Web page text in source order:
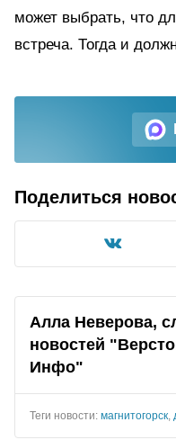
может выбрать, что
встреча. Тогда и
Поделиться
Алла Неверова,
новостей
Инфо"
Теги новости: магнитогорск